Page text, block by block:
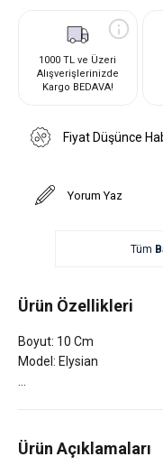
1000 TL ve Üzeri
Alışverişlerinizde
Kargo BEDAVA!
Fiyat Düşünce
Yorum Yaz
Tüm
Ürün Özellikleri
Boyut: 10 Cm
Model: Elysian
Ürün Açıklamaları